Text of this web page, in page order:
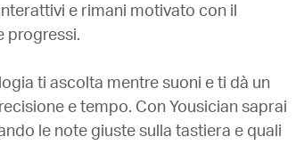
e rimani motivato con il
progressi.
ti ascolta mentre suoni e ti dà un
e tempo. Con Yousician saprai
le note giuste sulla tastiera e quali